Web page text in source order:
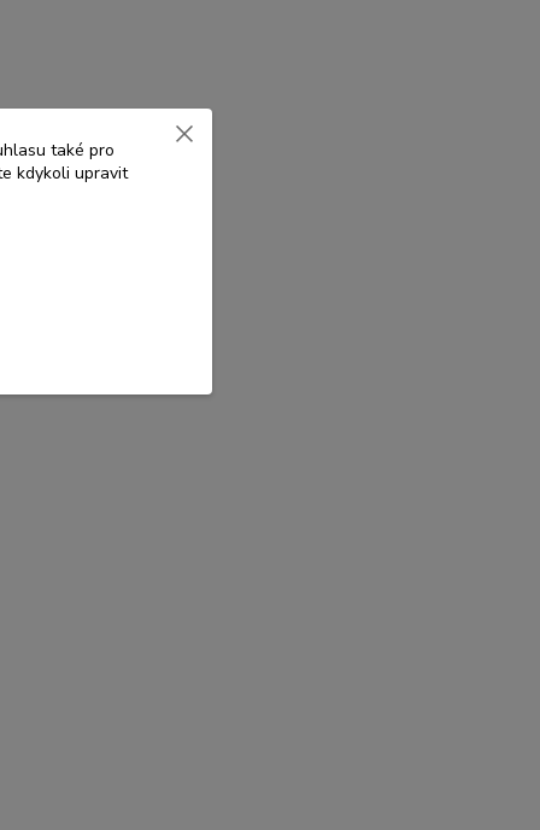
také pro
kdykoli upravit